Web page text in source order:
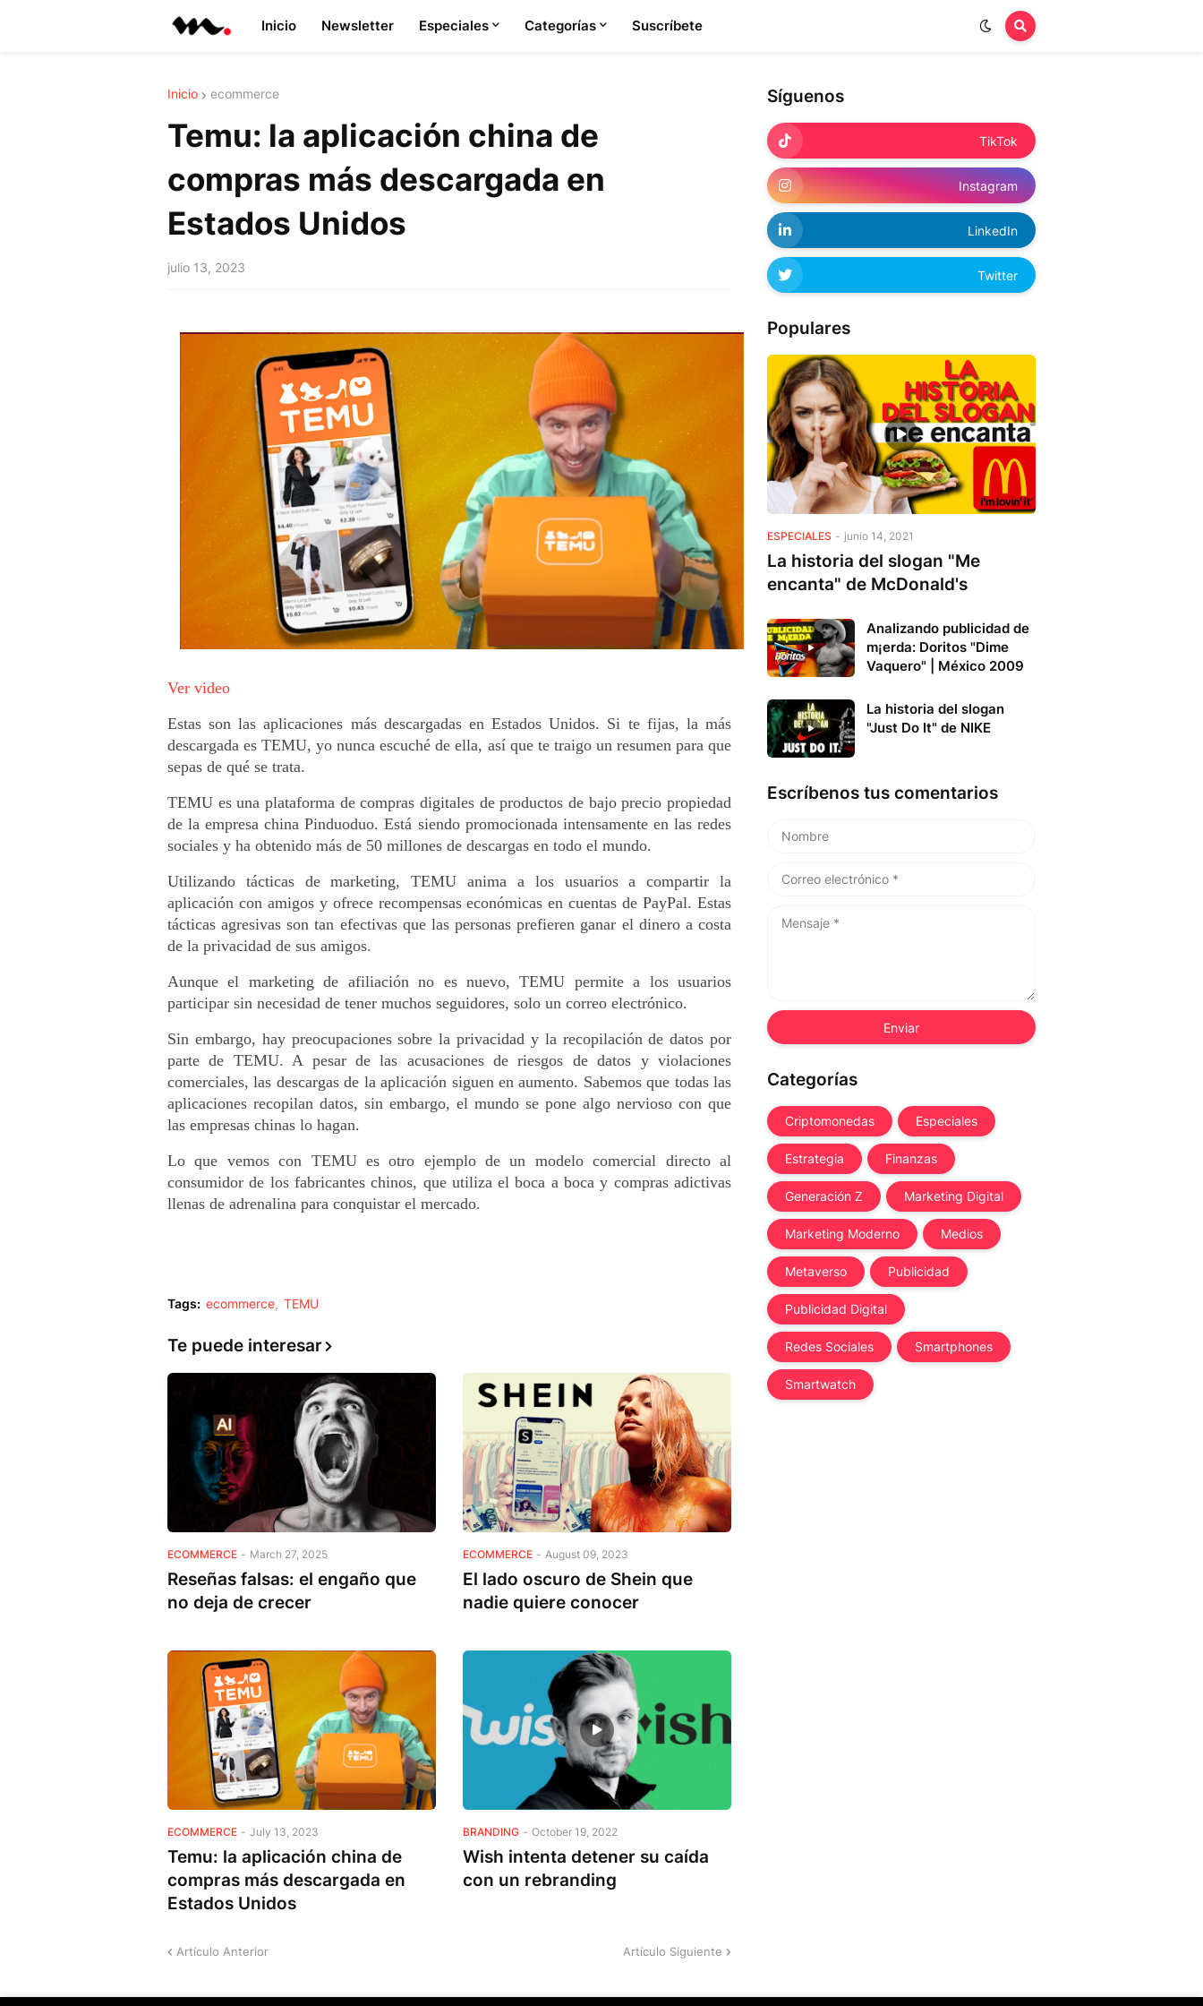
Inicio Newsletter Especiales Categorías Suscríbete
Inicio ecommerce
Temu: la aplicación china de
compras más descargada en
Estados Unidos
julio 13, 2023
Ver video
Estas son las aplicaciones más descargadas en Estados Unidos. Si te fijas, la más
descargada es TEMU, yo nunca escuché de ella, así que te traigo un resumen para que
sepas de qué se trata.
TEMU es una plataforma de compras digitales de productos de bajo precio propiedad
de la empresa china Pinduoduo. Está siendo promocionada intensamente en las redes
sociales y ha obtenido más de 50 millones de descargas en todo el mundo.
Utilizando tácticas de marketing, TEMU anima a los usuarios a compartir la
aplicación con amigos y ofrece recompensas económicas en cuentas de PayPal. Estas
tácticas agresivas son tan efectivas que las personas prefieren ganar el dinero a costa
de la privacidad de sus amigos.
Aunque el marketing de afiliación no es nuevo, TEMU permite a los usuarios
participar sin necesidad de tener muchos seguidores, solo un correo electrónico.
Sin embargo, hay preocupaciones sobre la privacidad y la recopilación de datos por
parte de TEMU. A pesar de las acusaciones de riesgos de datos y violaciones
comerciales, las descargas de la aplicación siguen en aumento. Sabemos que todas las
aplicaciones recopilan datos, sin embargo, el mundo se pone algo nervioso con que
las empresas chinas lo hagan.
Lo que vemos con TEMU es otro ejemplo de un modelo comercial directo al
consumidor de los fabricantes chinos, que utiliza el boca a boca y compras adictivas
llenas de adrenalina para conquistar el mercado.
Tags: ecommerce TEMU
Te puede interesar
ECOMMERCE - March 27, 2025
Reseñas falsas: el engaño que
no deja de crecer
ECOMMERCE - August 09, 2023
El lado oscuro de Shein que
nadie quiere conocer
ECOMMERCE - July 13, 2023
Temu: la aplicación china de
compras más descargada en
Estados Unidos
BRANDING - October 19, 2022
Wish intenta detener su caída
con un rebranding
Artículo Anterior Artículo Siguiente
Síguenos
TikTok
Instagram
LinkedIn
Twitter
Populares
ESPECIALES - junio 14, 2021
La historia del slogan "Me
encanta" de McDonald's
Analizando publicidad de
m¡erda: Doritos "Dime
Vaquero" | México 2009
La historia del slogan
"Just Do It" de NIKE
Escríbenos tus comentarios
Categorías
Criptomonedas Especiales
Estrategia Finanzas
Generación Z Marketing Digital
Marketing Moderno Medios
Metaverso Publicidad
Publicidad Digital
Redes Sociales Smartphones
Smartwatch